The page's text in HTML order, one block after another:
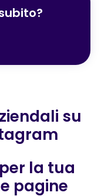
su
la tua
pagine